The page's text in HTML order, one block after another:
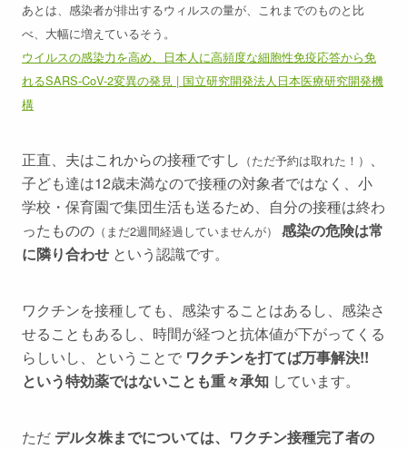
あとは、感染者が排出するウィルスの量が、これまでのものと比
べ、大幅に増えているそう。
ウイルスの感染力を高め、日本人に高頻度な細胞性免疫応答から免
れるSARS-CoV-2変異の発見 | 国立研究開発法人日本医療研究開発機
構
正直、夫はこれからの接種ですし （ただ予約は取れた！） 、
子ども達は12歳未満なので接種の対象者ではなく、小
学校・保育園で集団生活も送るため、自分の接種は終わ
ったものの （まだ2週間経過していませんが）
感染の危険は常
に隣り合わせ という認識です。
ワクチンを接種しても、感染することはあるし、感染さ
せることもあるし、時間が経つと抗体値が下がってくる
らしいし、ということで ワクチンを打てば万事解決!!
という特効薬ではないことも重々承知 しています。
ただ デルタ株までについては、ワクチン接種完了者の